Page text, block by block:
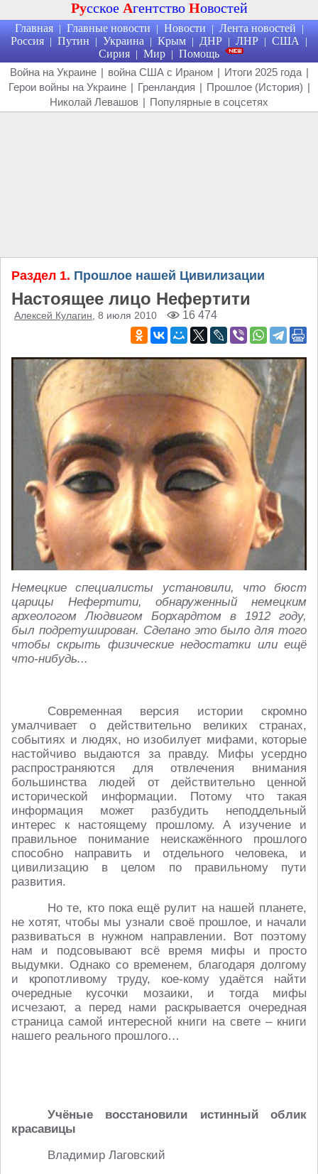
Русское Агентство Новостей
Главная | Главные новости | Новости | Лента новостей |
Россия | Путин | Украина | Крым | ДНР | ЛНР | США |
Сирия | Мир | Помощь
Война на Украине | война США с Ираном | Итоги 2025 года |
Герои войны на Украине | Гренландия | Прошлое (История) |
Николай Левашов | Популярные в соцсетях
Раздел 1. Прошлое нашей Цивилизации
Настоящее лицо Нефертити
Алексей Кулагин , 8 июля 2010 16 474
Немецкие специалисты установили, что бюст
царицы Нефертити, обнаруженный немецким
археологом Людвигом Борхардтом в 1912 году,
был подретуширован. Сделано это было для того
чтобы скрыть физические недостатки или ещё
что-нибудь...
Современная версия истории скромно
умалчивает о действительно великих странах,
событиях и людях, но изобилует мифами, которые
настойчиво выдаются за правду. Мифы усердно
распространяются для отвлечения внимания
большинства людей от действительно ценной
исторической информации. Потому что такая
информация может разбудить неподдельный
интерес к настоящему прошлому. А изучение и
правильное понимание неискажённого прошлого
способно направить и отдельного человека, и
цивилизацию в целом по правильному пути
развития.
Но те, кто пока ещё рулит на нашей планете,
не хотят, чтобы мы узнали своё прошлое, и начали
развиваться в нужном направлении. Вот поэтому
нам и подсовывают всё время мифы и просто
выдумки. Однако со временем, благодаря долгому
и кропотливому труду, кое-кому удаётся найти
очередные кусочки мозаики, и тогда мифы
исчезают, а перед нами раскрывается очередная
страница самой интересной книги на свете – книги
нашего реального прошлого…
Учёные восстановили истинный облик
красавицы
Владимир Лаговский